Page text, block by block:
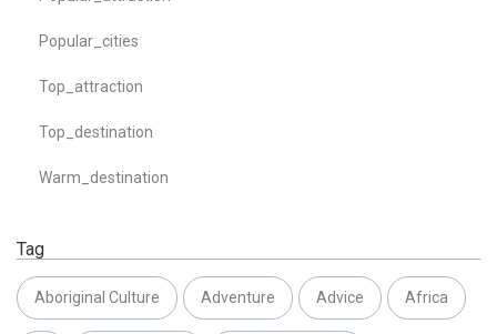
Popular_cities
Top_attraction
Top_destination
Warm_destination
Tag
Aboriginal Culture Adventure Advice Africa